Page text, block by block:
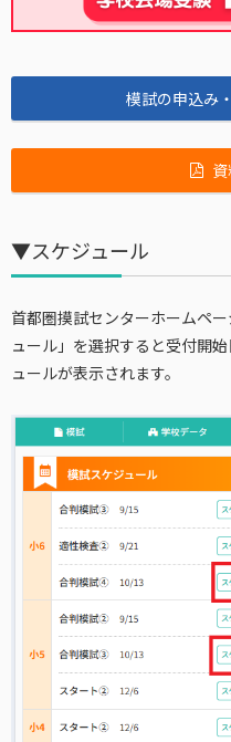
模試の申込み
▼スケジュール
首都圏摸試センターホームペ
ュール」を選択すると受付開
ュールが表示されます。